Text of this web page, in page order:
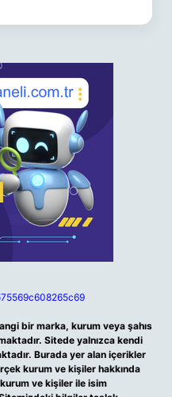
bir marka, kurum veya şahıs
Sitede yalnızca kendi
Burada yer alan içerikler
kurum ve kişiler hakkında
ve kişiler ile isim